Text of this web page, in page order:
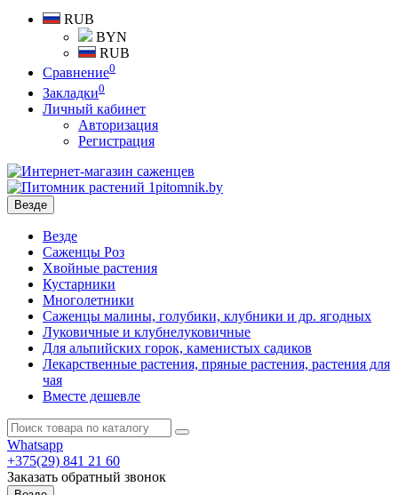
RUB
BYN
RUB
Сравнение0
Закладки0
Личный кабинет
Авторизация
Регистрация
Везде
Везде
Саженцы Роз
Хвойные растения
Кустарники
Многолетники
Саженцы малины, голубики, клубники и др. ягодных
Луковичные и клубнелуковичные
Для альпийских горок, каменистых садиков
Лекарственные растения, пряные растения, растения для
чая
Вместе дешевле
Whatsapp
+375(29) 841 21 60
Заказать обратный звонок